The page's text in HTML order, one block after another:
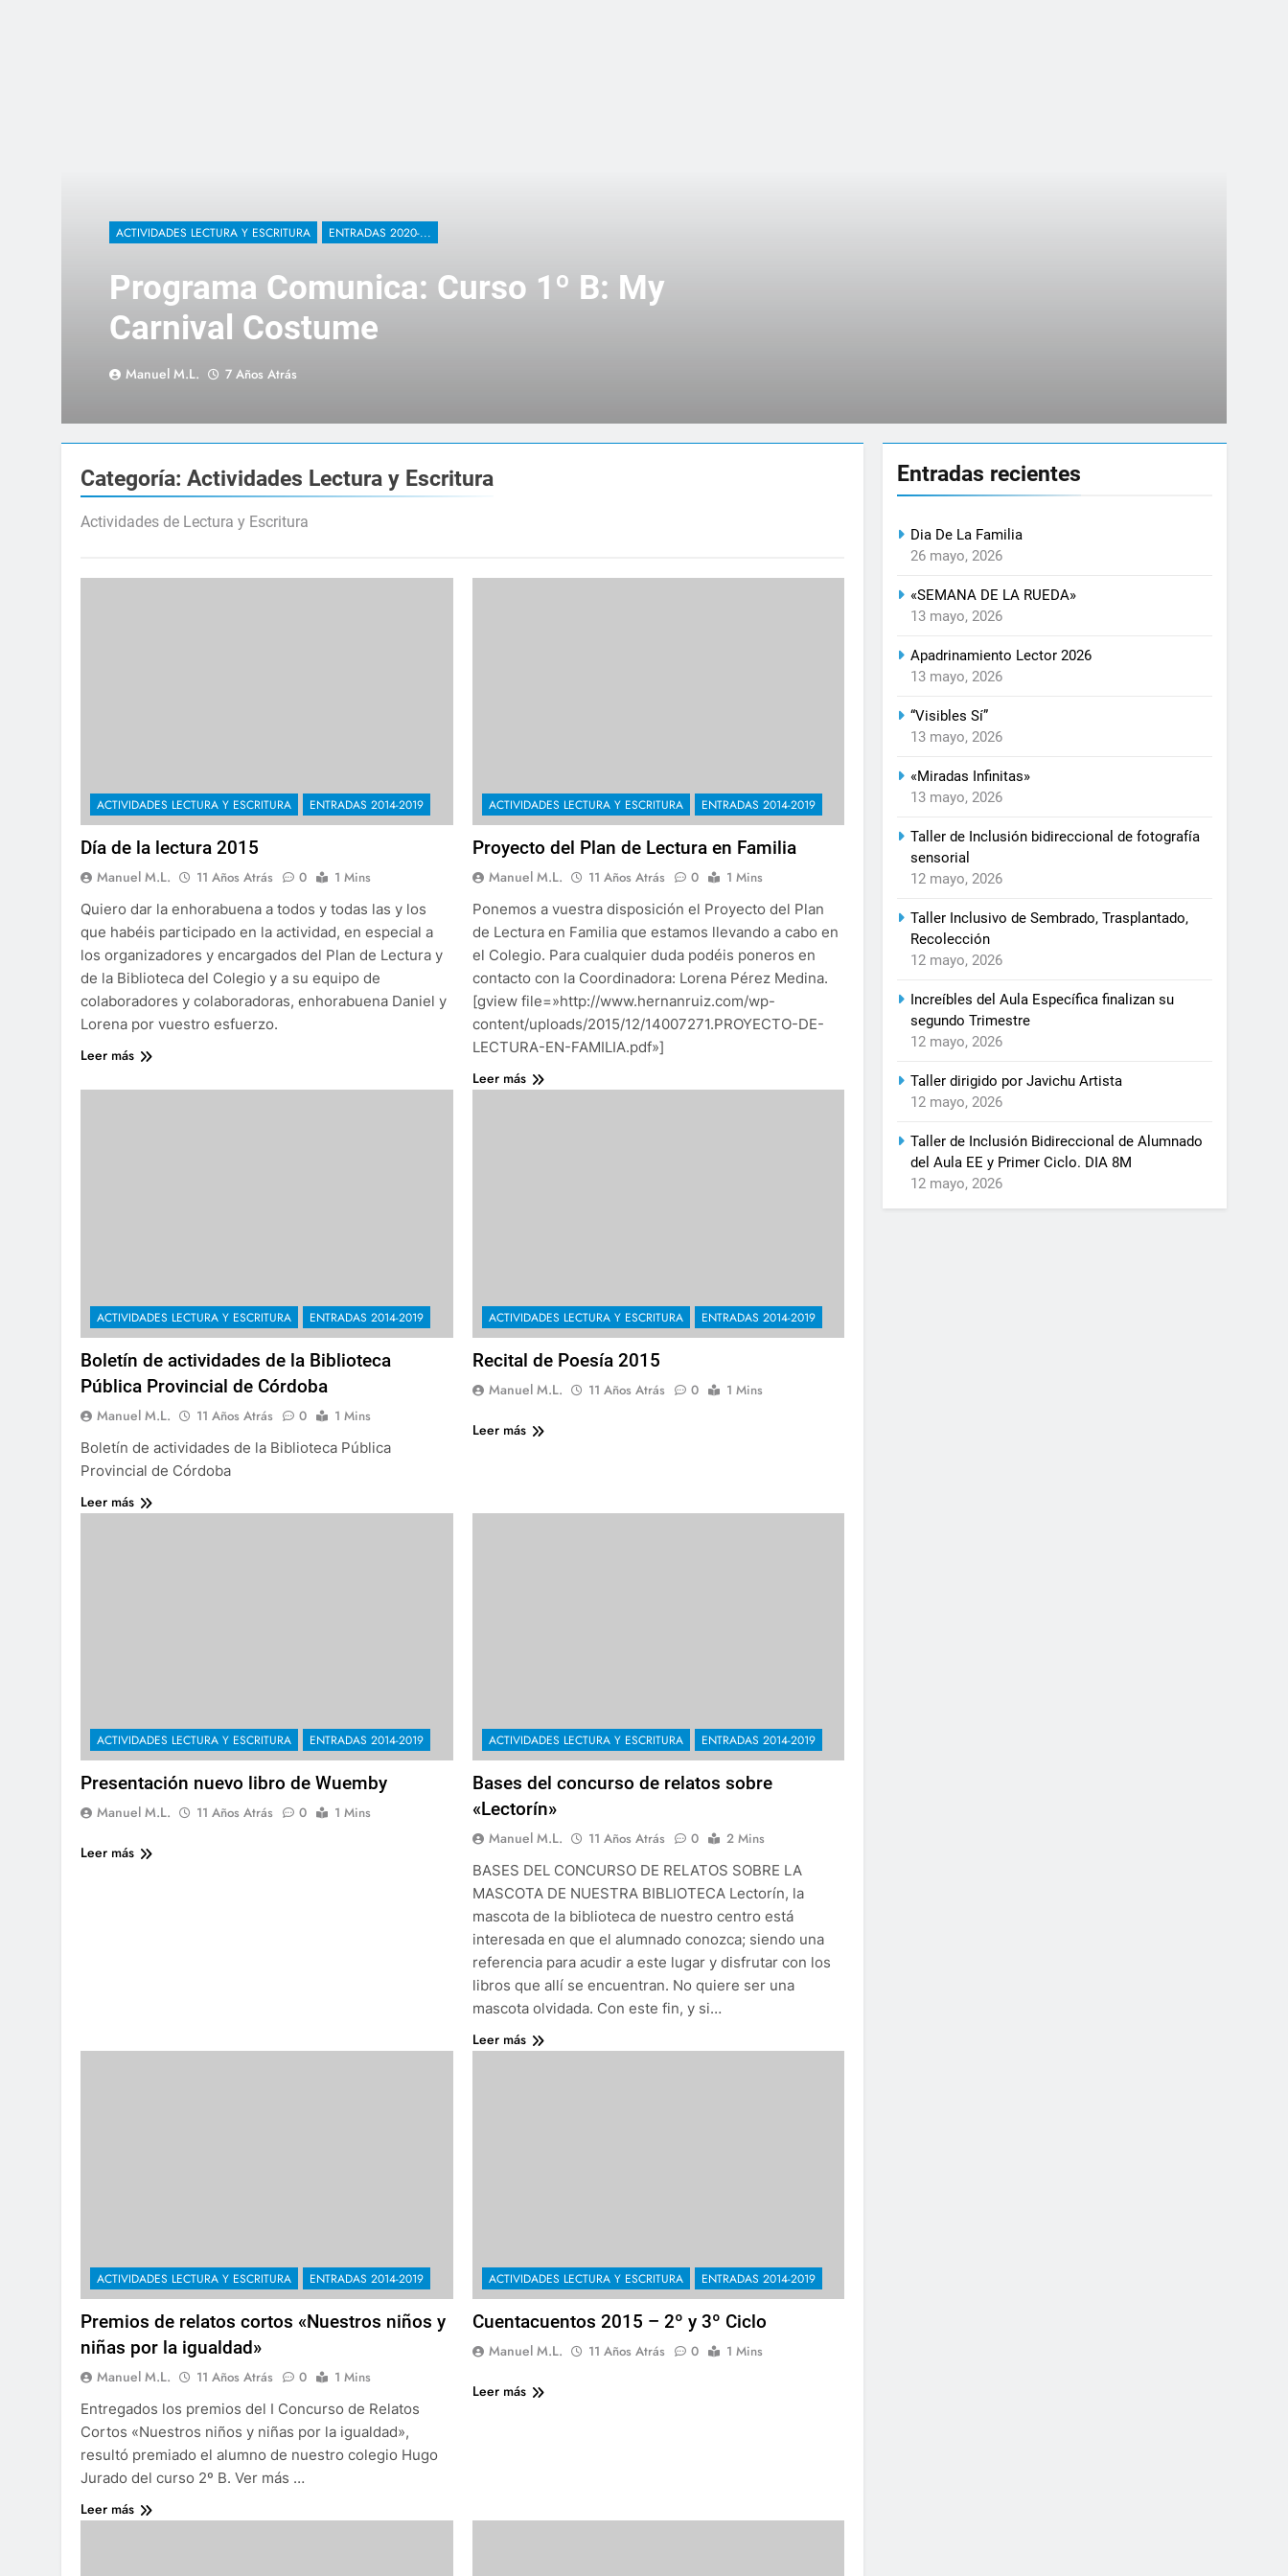
ACTIVIDADES LECTURA Y ESCRITURA ENTRADAS 2020-...
Programa Comunica: Curso 1º B: My
Carnival Costume
Manuel M.L. 7 Años Atrás
Categoría: Actividades Lectura y Escritura
Actividades de Lectura y Escritura
ACTIVIDADES LECTURA Y ESCRITURA ENTRADAS 2014-2019
Día de la lectura 2015
Manuel M.L. 11 Años Atrás 0
1 Mins
Quiero dar la enhorabuena a todos y todas las y los
que habéis participado en la actividad, en especial a
los organizadores y encargados del Plan de Lectura y
de la Biblioteca del Colegio y a su equipo de
colaboradores y colaboradoras, enhorabuena Daniel y
Lorena por vuestro esfuerzo.
Leer más
ACTIVIDADES LECTURA Y ESCRITURA ENTRADAS 2014-2019
Proyecto del Plan de Lectura en Familia
Manuel M.L. 11 Años Atrás 0
1 Mins
Ponemos a vuestra disposición el Proyecto del Plan
de Lectura en Familia que estamos llevando a cabo en
el Colegio. Para cualquier duda podéis poneros en
contacto con la Coordinadora: Lorena Pérez Medina.
[gview file=»http://www.hernanruiz.com/wp-
content/uploads/2015/12/14007271.PROYECTO-DE-
LECTURA-EN-FAMILIA.pdf»]
Leer más
ACTIVIDADES LECTURA Y ESCRITURA ENTRADAS 2014-2019
Boletín de actividades de la Biblioteca
Pública Provincial de Córdoba
Manuel M.L. 11 Años Atrás 0
1 Mins
Boletín de actividades de la Biblioteca Pública
Provincial de Córdoba
Leer más
ACTIVIDADES LECTURA Y ESCRITURA ENTRADAS 2014-2019
Recital de Poesía 2015
Manuel M.L. 11 Años Atrás 0 1 Mins
Leer más
ACTIVIDADES LECTURA Y ESCRITURA ENTRADAS 2014-2019
Presentación nuevo libro de Wuemby
Manuel M.L. 11 Años Atrás 0 1 Mins
Leer más
ACTIVIDADES LECTURA Y ESCRITURA ENTRADAS 2014-2019
Bases del concurso de relatos sobre
«Lectorín»
Manuel M.L. 11 Años Atrás 0
2 Mins
BASES DEL CONCURSO DE RELATOS SOBRE LA
MASCOTA DE NUESTRA BIBLIOTECA Lectorín, la
mascota de la biblioteca de nuestro centro está
interesada en que el alumnado conozca; siendo una
referencia para acudir a este lugar y disfrutar con los
libros que allí se encuentran. No quiere ser una
mascota olvidada. Con este fin, y si…
Leer más
ACTIVIDADES LECTURA Y ESCRITURA ENTRADAS 2014-2019
Premios de relatos cortos «Nuestros niños y
niñas por la igualdad»
Manuel M.L. 11 Años Atrás 0
1 Mins
Entregados los premios del I Concurso de Relatos
Cortos «Nuestros niños y niñas por la igualdad»,
resultó premiado el alumno de nuestro colegio Hugo
Jurado del curso 2º B. Ver más …
Leer más
ACTIVIDADES LECTURA Y ESCRITURA ENTRADAS 2014-2019
Cuentacuentos 2015 – 2º y 3º Ciclo
Manuel M.L. 11 Años Atrás 0 1 Mins
Leer más
Entradas recientes
Dia De La Familia
26 mayo, 2026
«SEMANA DE LA RUEDA»
13 mayo, 2026
Apadrinamiento Lector 2026
13 mayo, 2026
“Visibles Sí”
13 mayo, 2026
«Miradas Infinitas»
13 mayo, 2026
Taller de Inclusión bidireccional de fotografía
sensorial
12 mayo, 2026
Taller Inclusivo de Sembrado, Trasplantado,
Recolección
12 mayo, 2026
Increíbles del Aula Específica finalizan su
segundo Trimestre
12 mayo, 2026
Taller dirigido por Javichu Artista
12 mayo, 2026
Taller de Inclusión Bidireccional de Alumnado
del Aula EE y Primer Ciclo. DIA 8M
12 mayo, 2026